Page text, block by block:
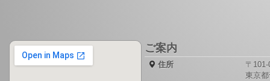
ご案内
住所
〒
東京